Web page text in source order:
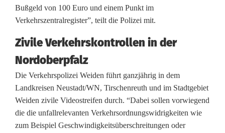
r
c
h
u
l
b
Bußgeld von 100 Euro und einem Punkt im
Verkehrszentralregister”, teilt die Polizei mit.
Zivile Verkehrskontrollen in der
Nordoberpfalz
Die Verkehrspolizei Weiden führt ganzjährig in dem
Landkreisen Neustadt/WN, Tirschenreuth und im Stadtgebiet
Weiden zivile Videostreifen durch. “Dabei sollen vorwiegend
die die unfallrelevanten Verkehrsordnungswidrigkeiten wie
zum Beispiel Geschwindigkeitsüberschreitungen oder